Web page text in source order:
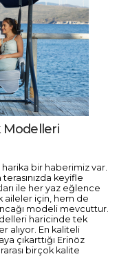
Modelleri
harika bir haberimiz var.
terasınızda keyifle
ile her yaz eğlence
aileler için, hem de
modeli mevcuttur.
haricinde tek
alıyor. En kaliteli
çıkarttığı Erinöz
birçok kalite